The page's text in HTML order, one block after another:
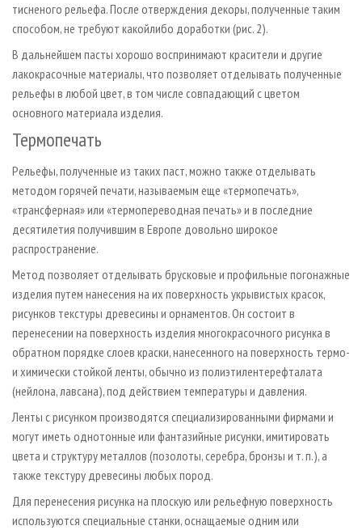
тисненого рельефа. После отверждения декоры, полученные таким
способом, не требуют какой­либо доработки (рис. 2).
В дальнейшем пасты хорошо воспринимают красители и другие
лакокрасочные материалы, что позволяет отделывать полученные
рельефы в любой цвет, в том числе совпадающий с цветом
основного материала изделия.
Термопечать
Рельефы, полученные из таких паст, можно также отделывать
методом горячей печати, называемым еще «термопечать»,
«трансферная» или «термопереводная печать» и в последние
десятилетия получившим в Европе довольно широкое
распространение.
Метод позволяет отделывать брусковые и профильные погонажные
изделия путем нанесения на их поверхность укрывистых красок,
рисунков текстуры древесины и орнаментов. Он состоит в
перенесении на поверхность изделия многокрасочного рисунка в
обратном порядке слоев краски, нанесенного на поверхность термо­
и химически стойкой ленты, обычно из полиэтилентерефталата
(нейлона, лавсана), под действием температуры и давления.
Ленты с рисунком производятся специализированными фирмами и
могут иметь однотонные или фантазийные рисунки, имитировать
цвета и структуру металлов (позолоты, серебра, бронзы и т. п.), а
также текстуру древесины любых пород.
Для перенесения рисунка на плоскую или рельефную поверхность
используются специальные станки, оснащаемые одним или